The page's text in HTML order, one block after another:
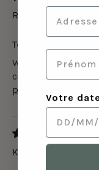
Raphaëlle Dubé-
Tellement doux
Wow, le tissus est
contente de mon
plus
K L
Votre